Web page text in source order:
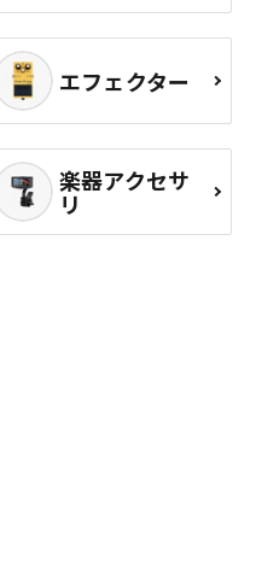
エフェクター
楽器アクセサ
リ